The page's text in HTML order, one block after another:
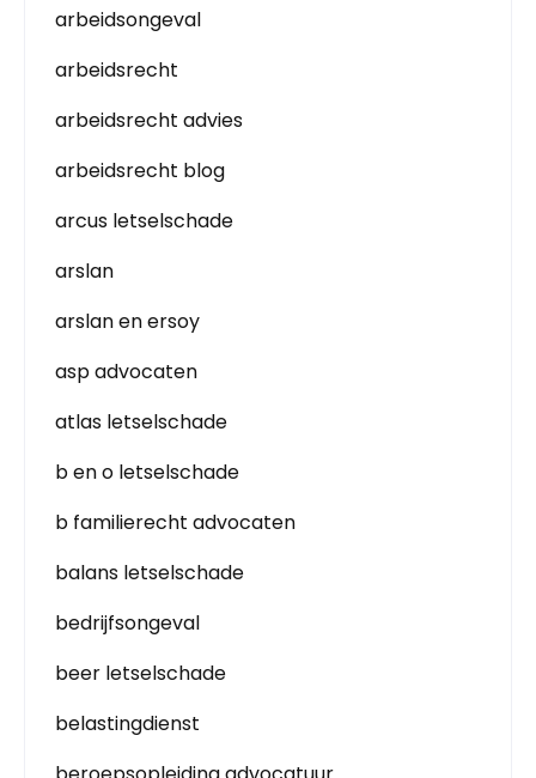
arbeidsongeval
arbeidsrecht
arbeidsrecht advies
arbeidsrecht blog
arcus letselschade
arslan
arslan en ersoy
asp advocaten
atlas letselschade
b en o letselschade
b familierecht advocaten
balans letselschade
bedrijfsongeval
beer letselschade
belastingdienst